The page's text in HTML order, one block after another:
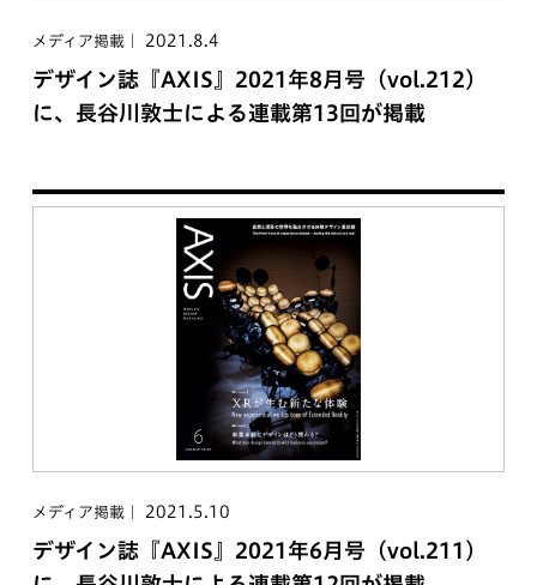
メディア掲載 2021.8.4
デザイン誌『AXIS』2021年8月号（vol.212）
に、長谷川敦士による連載第13回が掲載
メディア掲載 2021.5.10
デザイン誌『AXIS』2021年6月号（vol.211）